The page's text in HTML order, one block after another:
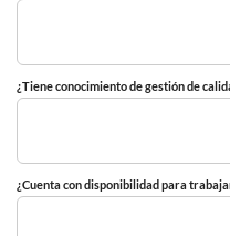
¿Tiene conocimiento de gestión de
¿Cuenta con disponibilidad para